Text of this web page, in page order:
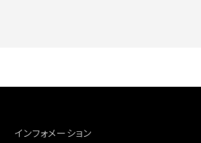
インフォメーション